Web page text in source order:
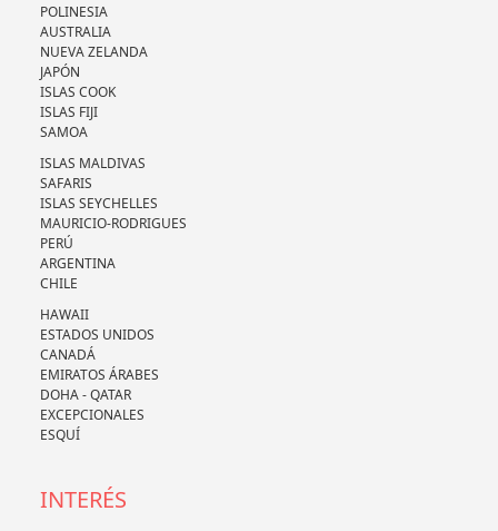
POLINESIA
AUSTRALIA
NUEVA ZELANDA
JAPÓN
ISLAS COOK
ISLAS FIJI
SAMOA
ISLAS MALDIVAS
SAFARIS
ISLAS SEYCHELLES
MAURICIO-RODRIGUES
PERÚ
ARGENTINA
CHILE
HAWAII
ESTADOS UNIDOS
CANADÁ
EMIRATOS ÁRABES
DOHA - QATAR
EXCEPCIONALES
ESQUÍ
INTERÉS